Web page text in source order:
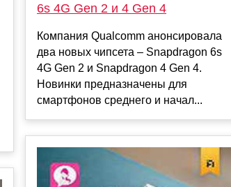
6s 4G Gen 2 и 4 Gen 4
Компания Qualcomm анонсировала
два новых чипсета – Snapdragon 6s
4G Gen 2 и Snapdragon 4 Gen 4.
Новинки предназначены для
смартфонов среднего и начал...